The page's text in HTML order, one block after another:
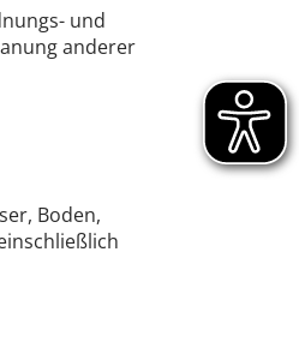
und
anderer
Boden,